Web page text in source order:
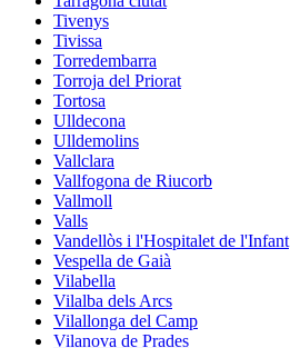
Tivenys
Tivissa
Torredembarra
Torroja del Priorat
Tortosa
Ulldecona
Ulldemolins
Vallclara
Vallfogona de Riucorb
Vallmoll
Valls
Vandellòs i l'Hospitalet de l'Infant
Vespella de Gaià
Vilabella
Vilalba dels Arcs
Vilallonga del Camp
Vilanova de Prades